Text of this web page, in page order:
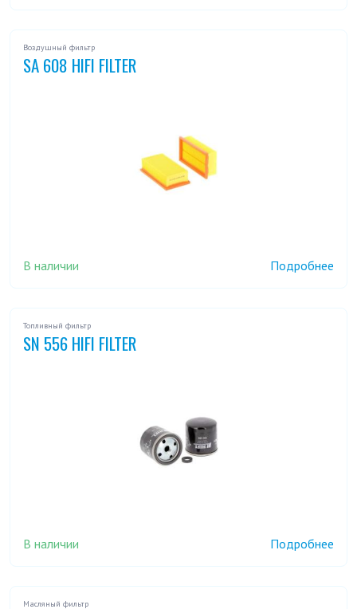
Воздушный фильтр
SA 608 HIFI FILTER
В наличии Подробнее
Топливный фильтр
SN 556 HIFI FILTER
В наличии Подробнее
Масляный фильтр